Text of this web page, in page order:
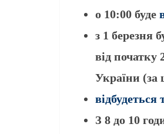
о 10:00 буде
з 1 березня
від початку
України (за
З 8 до 10